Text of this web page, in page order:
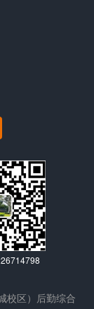
校区）后勤综合